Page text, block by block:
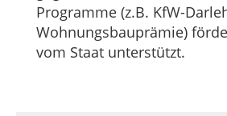
Programme (z.B. KfW-
Wohnungsbauprämie)
vom Staat unterstützt.